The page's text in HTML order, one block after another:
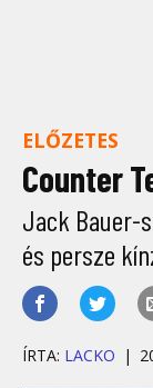
ELŐZETES
Counter
Jack Bauer-
és persze
ÍRTA: LACKO